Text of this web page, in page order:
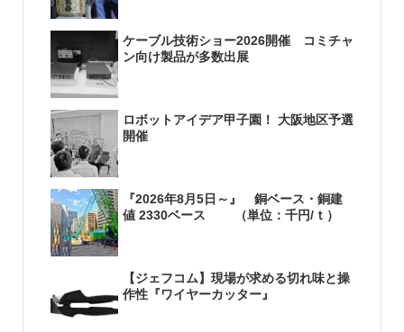
ケーブル技術ショー2026開催 コミチャ
ン向け製品が多数出展
ロボットアイデア甲子園！ 大阪地区予選
開催
『2026年8月5日～』 銅ベース・銅建
値 2330ベース （単位：千円/ｔ）
【ジェフコム】現場が求める切れ味と操
作性『ワイヤーカッター』